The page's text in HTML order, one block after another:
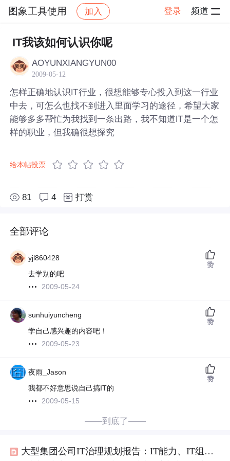
图象工具使用 加入 登录 频道
社区 图象工具使用 帖子详情
IT我该如何认识你呢
AOYUNXIANGYUN00
2009-05-12
怎样正确地认识IT行业，很想能够专心投入到这一行业
中去，可怎么也找不到进入里面学习的途径，希望大家
能够多多帮忙为我找到一条出路，我不知道IT是一个怎
样的职业，但我确很想探究
给本帖投票
81 4 打赏
全部评论
yjl860428
去学别的吧
2009-05-24
赞
sunhuiyuncheng
学自己感兴趣的内容吧！
2009-05-23
赞
夜雨_Jason
我都不好意思说自己搞IT的
2009-05-15
赞
——到底了——
大型集团公司IT治理规划报告：IT能力、IT组织结构、IT管控、IT建设实施、IT制度、IT运维服务、IT绩效指标、IT安全管理